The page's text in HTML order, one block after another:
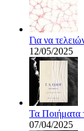
Για να
12/05/2025
Τα Ποιήματα
07/04/2025